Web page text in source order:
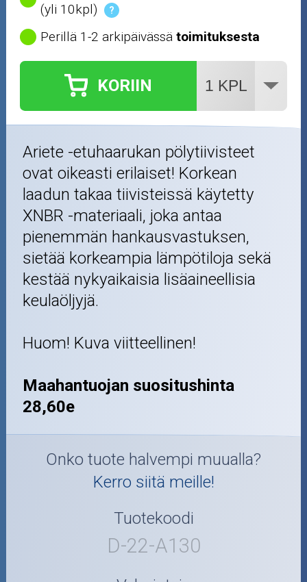
(yli 10kpl)
?
Perillä 1-2 arkipäivässätoimituksesta
KORIIN
Ariete -etuhaarukan pölytiivisteet
ovat oikeasti erilaiset! Korkean
laadun takaa tiivisteissä käytetty
XNBR -materiaali, joka antaa
pienemmän hankausvastuksen,
sietää korkeampia lämpötiloja sekä
kestää nykyaikaisia lisäaineellisia
keulaöljyjä.
Huom! Kuva viitteellinen!
Maahantuojan suositushinta
28,60e
Onko tuote halvempi muualla?
Kerro siitä meille!
Tuotekoodi
D-22-A130